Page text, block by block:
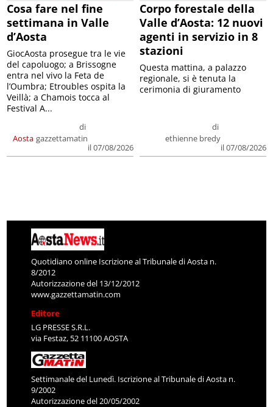
Cosa fare nel fine
settimana in Valle
d’Aosta
Aosta
di
gazzettamatin
il 07/08/2026
GiocAosta prosegue tra le vie
del capoluogo; a Brissogne
entra nel vivo la Feta de
l’Oumbra; Etroubles ospita la
Veillà; a Chamois tocca al
Festival A...
Corpo forestale della
Valle d’Aosta: 12 nuovi
agenti in servizio in 8
stazioni
di
ethienne bredy
il 07/08/2026
Questa mattina, a palazzo
regionale, si è tenuta la
cerimonia di giuramento
Quotidiano online Iscrizione al Tribunale di Aosta n.
8/2012
Autorizzazione del 13/12/2012
www.gazzettamatin.com
Editore
LG PRESSE S.R.L.
via Festaz, 52 11100 AOSTA
Settimanale del Lunedì. Iscrizione al Tribunale di Aosta n.
9/2002
Autorizzazione del 20/05/2002